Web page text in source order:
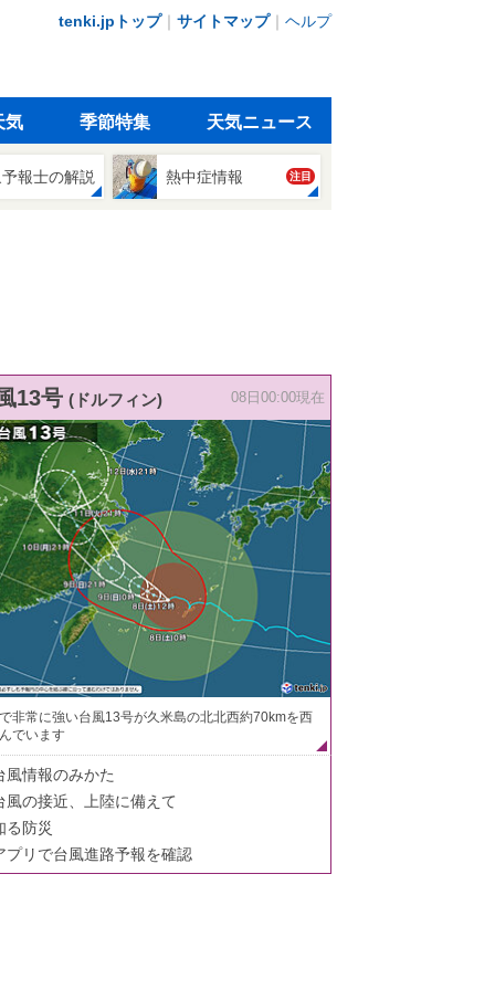
tenki.jpトップ｜ サイトマップ｜ ヘルプ
気 季節特集 天気ニュース
報士の解説 熱中症情報 注目
13号 (ドルフィン) 08日00:00現在
非常に強い台風13号が久米島の北北西約70kmを西
でいます
風情報のみかた
風の接近、上陸に備えて
る防災
プリで台風進路予報を確認